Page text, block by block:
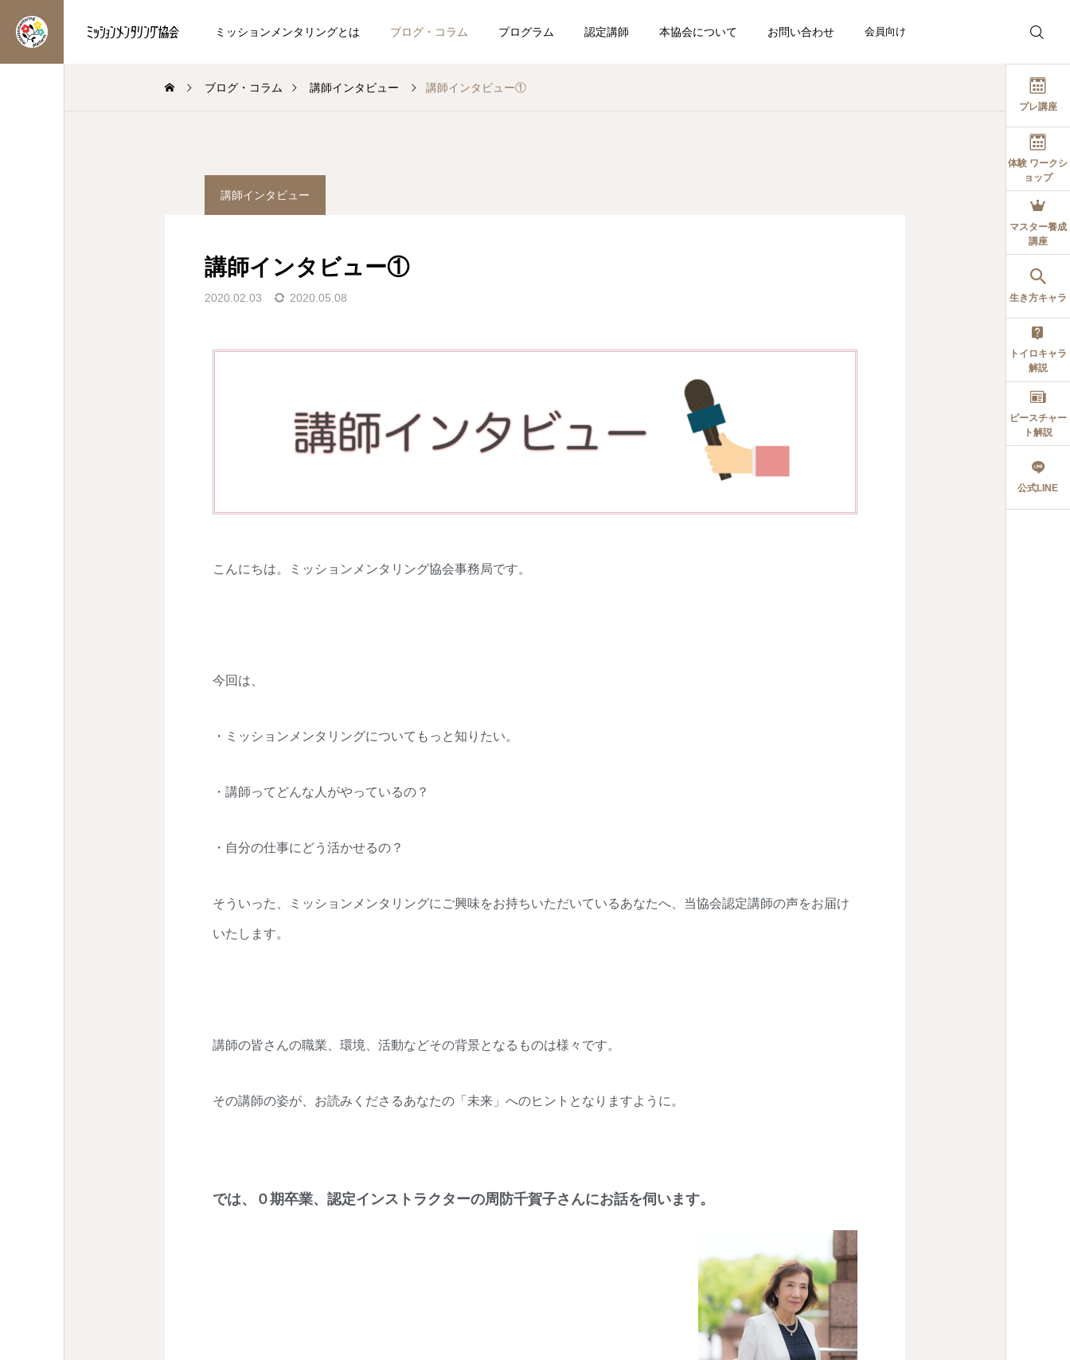
ミッションメンタリングとは ブログ・コラム プログラム 認定講師 本協会について お問い合わせ 会員向け
同じアドバイスなのに、
なぜ結果が違うのでしょ
を応援したい方へ
持って生まれた自分の個
生を実現する方法を手に
プレ講座
体験 ワークシ
ョップ
マスター養成
講座
生き方キャラ
トイロキャラ
解説
ピースチャー
ト解説
公式LINE
ブログ・コラム 講師インタビュー 講師インタビュー①
講師インタビュー
講師インタビュー①
2020.02.03 2020.05.08
こんにちは。ミッションメンタリング協会事務局です。
今回は、
・ミッションメンタリングについてもっと知りたい。
・講師ってどんな人がやっているの？
・自分の仕事にどう活かせるの？
そういった、ミッションメンタリングにご興味をお持ちいただいているあなたへ、当協会認定講師の声をお届け
いたします。
講師の皆さんの職業、環境、活動などその背景となるものは様々です。
その講師の姿が、お読みくださるあなたの「未来」へのヒントとなりますように。
では、０期卒業、認定インストラクターの周防千賀子さんにお話を伺います。